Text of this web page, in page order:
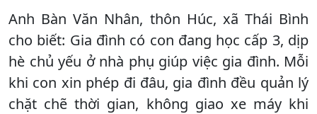
Anh Bàn Văn Nhân, thôn Húc, xã Thái Bình
cho biết: Gia đình có con đang học cấp 3, dịp
hè chủ yếu ở nhà phụ giúp việc gia đình. Mỗi
khi con xin phép đi đâu, gia đình đều quản lý
chặt chẽ thời gian, không giao xe máy khi